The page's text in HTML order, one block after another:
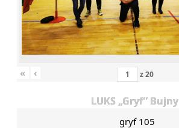
« ‹ z20
LUKS „Gryf” Bujny
gryf 105